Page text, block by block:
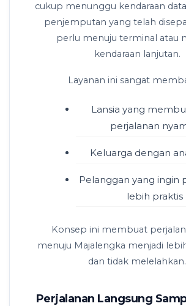
cukup menunggu kendaraan
penjemputan yang telah
perlu menuju terminal atau
kendaraan lanjutan.
Layanan ini sangat
Lansia yang
perjalanan
Keluarga dengan
Pelanggan yang ingin
lebih praktis
Konsep ini membuat
menuju Majalengka menjadi
dan tidak melelahkan.
Perjalanan Langsung